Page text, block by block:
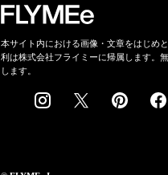
本サイト内における画像・文章をはじめ
利は株式会社フライミーに帰属します。
します。